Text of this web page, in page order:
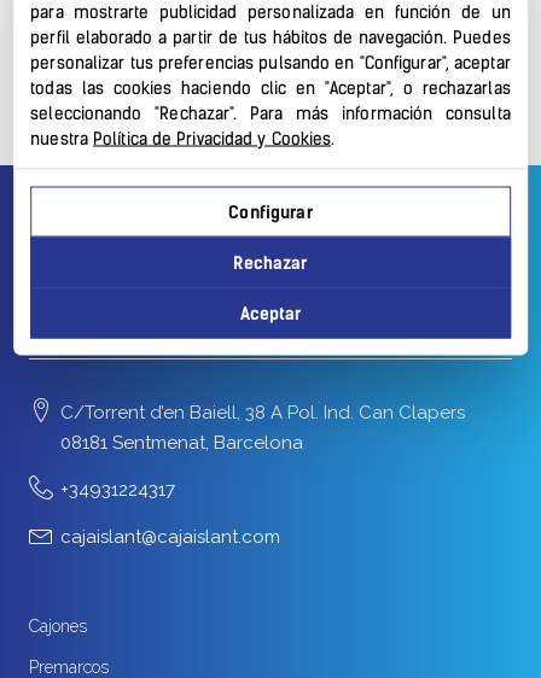
Membrana Acústica Autoadhesiva Tecsound
C/Torrent d’en Baiell, 38 A Pol. Ind. Can Clapers
08181 Sentmenat, Barcelona
+34931224317
cajaislant@cajaislant.com
Cajones
Premarcos
para mostrarte publicidad personalizada en función de un
perfil elaborado a partir de tus hábitos de navegación. Puedes
personalizar tus preferencias pulsando en "Configurar", aceptar
todas las cookies haciendo clic en "Aceptar", o rechazarlas
seleccionando "Rechazar". Para más información consulta
nuestra Política de Privacidad y Cookies.
Configurar
Rechazar
Aceptar